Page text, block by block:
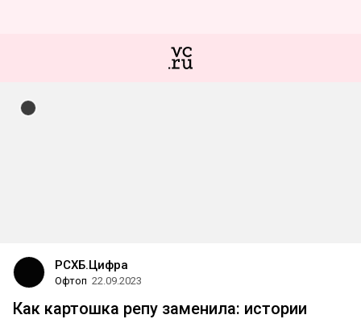
РСХБ.Цифра
Офтоп 22.09.2023
Как картошка репу заменила: истории